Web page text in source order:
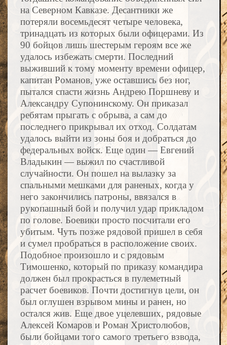
на Северном Кавказе. Десантники же
потеряли восемьдесят четыре человека,
тринадцать из которых были офицерами. Из
90 бойцов лишь шестерым героям все же
удалось избежать смерти. Последний
выживший к тому моменту времени офицер,
капитан Романов, уже оставшись без ног,
пытался спасти жизнь Андрею Поршневу и
Александру Супонинскому. Он приказал
ребятам прыгать с обрыва, а сам до
последнего прикрывал их отход. Солдатам
удалось выйти из зоны боя и добраться до
федеральных войск. Еще один — Евгений
Владыкин — выжил по счастливой
случайности. Он пошел на вылазку за
спальными мешками для раненых, когда у
него закончились патроны, ввязался в
рукопашный бой и получил удар прикладом
по голове. Боевики просто посчитали его
убитым. Чуть позже рядовой пришел в себя
и сумел пробраться в расположение своих.
Подобное произошло и с рядовым
Тимошенко, который по приказу командира
должен был прокрасться в пулеметный
расчет боевиков. Почти достигнув цели, он
был оглушен взрывом мины и ранен, но
остался жив. Еще двое уцелевших, рядовые
Алексей Комаров и Роман Христолюбов,
были бойцами того самого третьего взвода,